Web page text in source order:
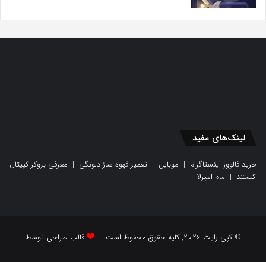
لینک‌های مفید
خرید فالوور اینستاگرام | موبایل | تعمیر قهوه ساز دلونگی | معرفی بروکر کپیتال
اکستند | مام امبرلا
© کپی رایت 2026, کلیه حقوق محفوظ است | قالب طراحی توسط